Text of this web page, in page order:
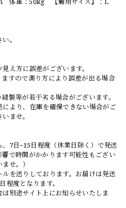
。
え方に誤差がございます。
すので測り方により誤差が出る場合
製等が若干劣る場合がございます。
より、在庫を確保できない場合がご
ませ。
7日~15日程度（休業日除く）で発送
で時間がかかります可能性もござい
せ。）
を送りしております。お届けは発送
程度となります。
別途サイト上にお知らせいたしま